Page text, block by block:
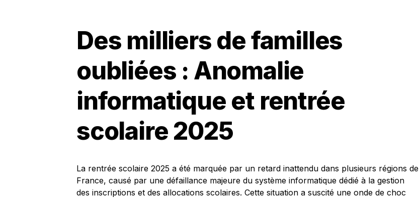
Des milliers de familles
oubliées : Anomalie
informatique et rentrée
scolaire 2025
La rentrée scolaire 2025 a été marquée par un retard inattendu dans plusieurs régions de
France, causé par une défaillance majeure du système informatique dédié à la gestion
des inscriptions et des allocations scolaires. Cette situation a suscité une onde de choc